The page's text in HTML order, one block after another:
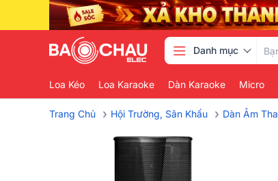
Danh mục
Loa Kéo Loa Karaoke Dàn Karaoke Micro
Trang Chủ › Hội Trường, Sân Khấu › Dàn Âm